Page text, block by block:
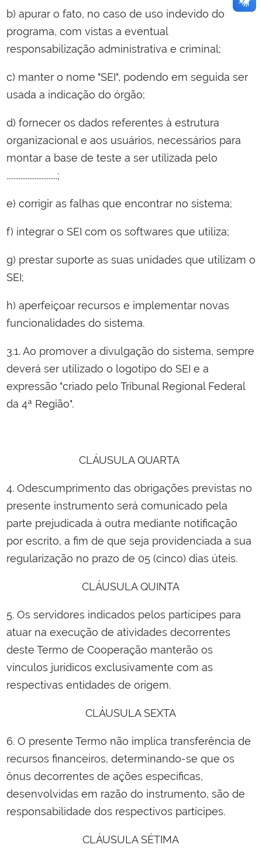
b) apurar o fato, no caso de uso indevido do
programa, com vistas a eventual
responsabilização administrativa e criminal;
c) manter o nome "SEI", podendo em seguida ser
usada a indicação do órgão;
d) fornecer os dados referentes à estrutura
organizacional e aos usuários, necessários para
montar a base de teste a ser utilizada pelo
.............................;
e) corrigir as falhas que encontrar no sistema;
f) integrar o SEI com os softwares que utiliza;
g) prestar suporte as suas unidades que utilizam o
SEI;
h) aperfeiçoar recursos e implementar novas
funcionalidades do sistema.
3.1. Ao promover a divulgação do sistema, sempre
deverá ser utilizado o logotipo do SEI e a
expressão "criado pelo Tribunal Regional Federal
da 4ª Região".
CLÁUSULA QUARTA
4. Odescumprimento das obrigações previstas no
presente instrumento será comunicado pela
parte prejudicada à outra mediante notificação
por escrito, a fim de que seja providenciada a sua
regularização no prazo de 05 (cinco) dias úteis.
CLÁUSULA QUINTA
5. Os servidores indicados pelos partícipes para
atuar na execução de atividades decorrentes
deste Termo de Cooperação manterão os
vínculos jurídicos exclusivamente com as
respectivas entidades de origem.
CLÁUSULA SEXTA
6. O presente Termo não implica transferência de
recursos financeiros, determinando-se que os
ônus decorrentes de ações específicas,
desenvolvidas em razão do instrumento, são de
responsabilidade dos respectivos partícipes.
CLÁUSULA SÉTIMA